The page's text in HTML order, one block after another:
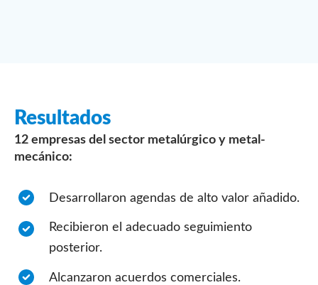
Resultados
12 empresas del sector metalúrgico y metal-
mecánico:
Desarrollaron agendas de alto valor añadido.
Recibieron el adecuado seguimiento
posterior.
Alcanzaron acuerdos comerciales.